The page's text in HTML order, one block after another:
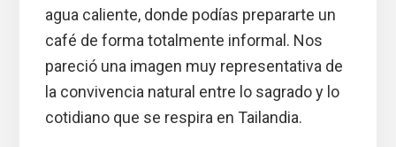
agua caliente, donde podías prepararte un
café de forma totalmente informal. Nos
pareció una imagen muy representativa de
la convivencia natural entre lo sagrado y lo
cotidiano que se respira en Tailandia.